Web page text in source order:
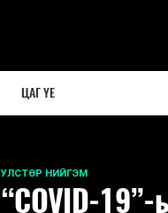
ЦАГ ҮЕ
УЛСТӨР НИЙГЭМ
“COVID-